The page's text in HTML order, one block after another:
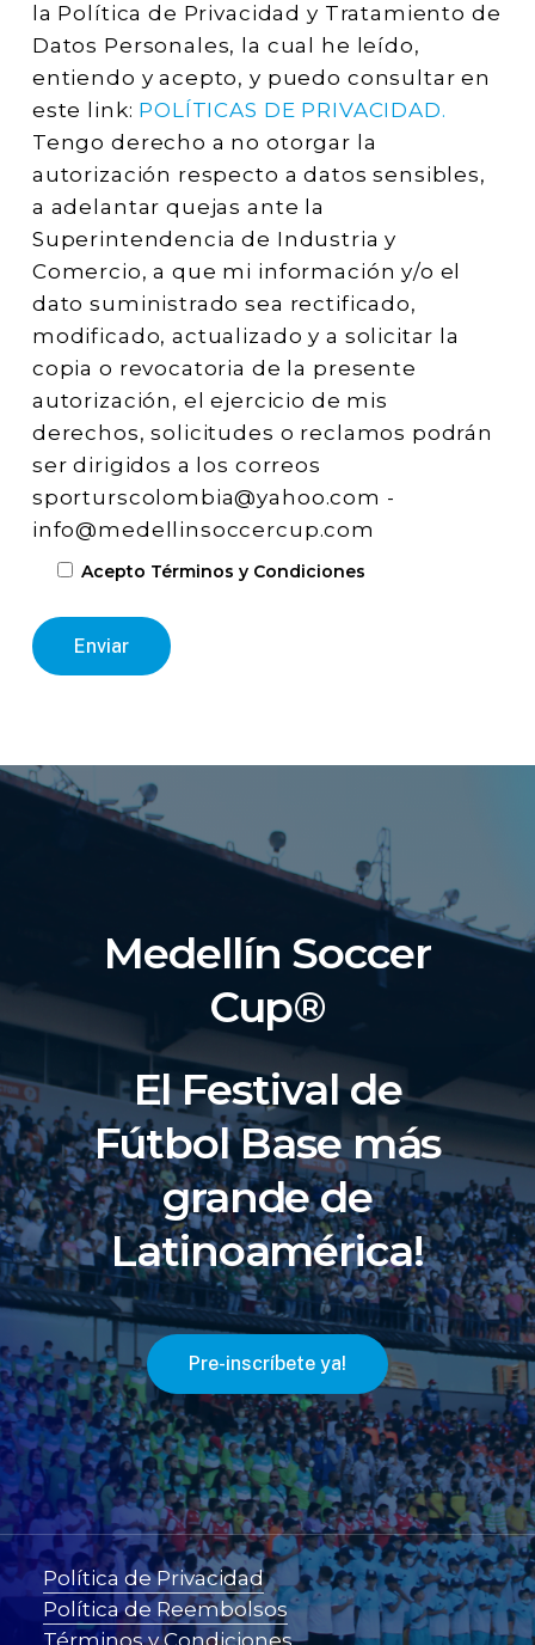
la Política de Privacidad y Tratamiento de
Datos Personales, la cual he leído,
entiendo y acepto, y puedo consultar en
este link: POLÍTICAS DE PRIVACIDAD.
Tengo derecho a no otorgar la
autorización respecto a datos sensibles,
a adelantar quejas ante la
Superintendencia de Industria y
Comercio, a que mi información y/o el
dato suministrado sea rectificado,
modificado, actualizado y a solicitar la
copia o revocatoria de la presente
autorización, el ejercicio de mis
derechos, solicitudes o reclamos podrán
ser dirigidos a los correos
sporturscolombia@yahoo.com -
info@medellinsoccercup.com
Acepto Términos y Condiciones
Medellín Soccer
Cup®
El Festival de
Fútbol Base más
grande de
Latinoamérica!
Pre-inscríbete ya!
Política de Privacidad
Política de Reembolsos
Términos y Condiciones